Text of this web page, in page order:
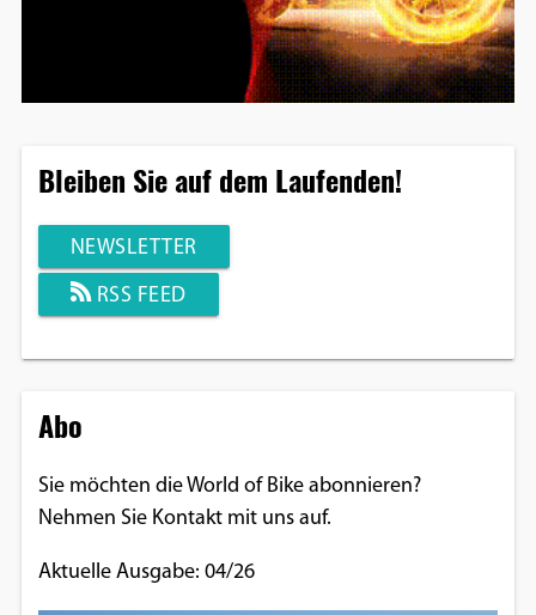
Bleiben Sie auf dem Laufenden!
NEWSLETTER
RSS FEED
Abo
Sie möchten die World of Bike abonnieren?
Nehmen Sie Kontakt mit uns auf.
Aktuelle Ausgabe: 04/26